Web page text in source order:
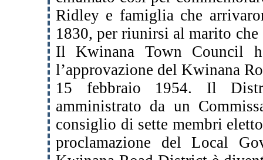
Ridley e famiglia che
1830, per riunirsi al marito
Il Kwinana Town Council
l’approvazione del Kwinana
15 febbraio 1954. Il
amministrato da un
consiglio di sette membri
proclamazione del Local